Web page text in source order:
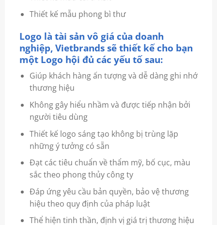
Thiết kế mẫu phong bì thư
Logo là tài sản vô giá của doanh
nghiệp, Vietbrands sẽ thiết kế cho bạn
một Logo hội đủ các yếu tố sau:
Giúp khách hàng ấn tượng và dễ dàng ghi nhớ
thương hiệu
Không gây hiểu nhầm và được tiếp nhận bởi
người tiêu dùng
Thiết kế logo sáng tạo không bị trùng lặp
những ý tưởng có sẵn
Đạt các tiêu chuẩn về thẩm mỹ, bố cục, màu
sắc theo phong thủy công ty
Đáp ứng yêu cầu bản quyền, bảo vệ thương
hiệu theo quy định của pháp luật
Thể hiện tinh thần, định vị giá trị thương hiệu